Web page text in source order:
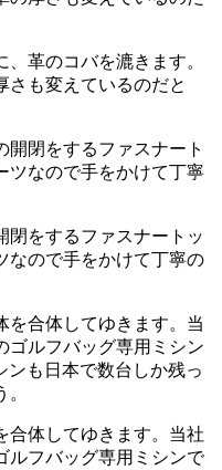
革のコバを漉きます。
さも変えているのだと
閉をするファスナートッ
なので手をかけて丁寧の
合体してゆきます。当社
ルフバッグ専用ミシンで